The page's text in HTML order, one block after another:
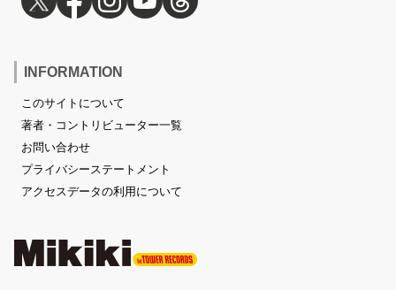
INFORMATION
このサイトについて
著者・コントリビューター一覧
お問い合わせ
プライバシーステートメント
アクセスデータの利用について